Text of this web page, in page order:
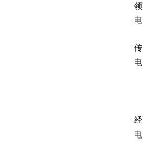
电
传
电
电